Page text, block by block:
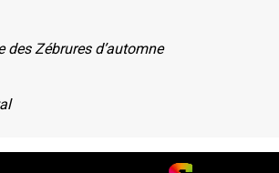
des Zébrures d’automne